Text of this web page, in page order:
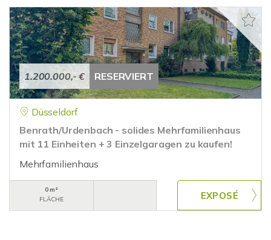
1.200.000,- € RESERVIERT
Düsseldorf
Benrath/Urdenbach - solides Mehrfamilienhaus
mit 11 Einheiten + 3 Einzelgaragen zu kaufen!
Mehrfamilienhaus
0 m²
FLÄCHE